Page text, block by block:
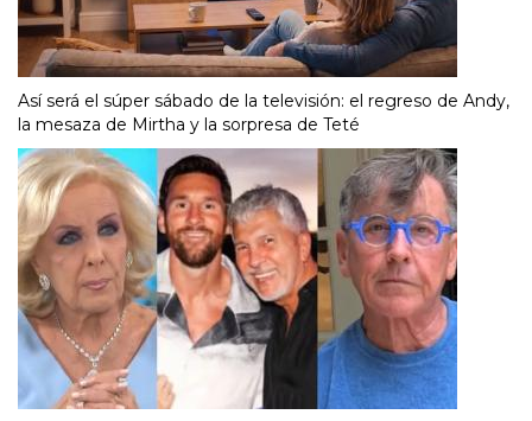
Así será el súper sábado de la televisión: el regreso de Andy,
la mesaza de Mirtha y la sorpresa de Teté